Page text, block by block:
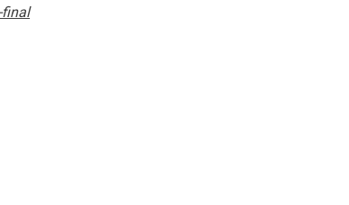
final